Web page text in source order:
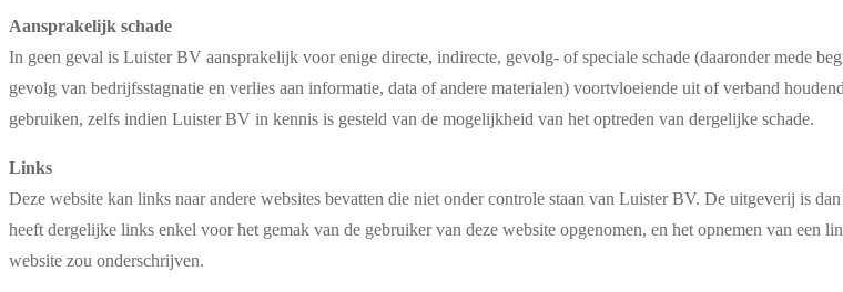
Aansprakelijk schade
In geen geval is Luister BV aansprakelijk voor enige directe, indirecte, gevolg- of speciale schade (daaronder mede
gevolg van bedrijfsstagnatie en verlies aan informatie, data of andere materialen) voortvloeiende uit of verband
gebruiken, zelfs indien Luister BV in kennis is gesteld van de mogelijkheid van het optreden van dergelijke schade.
Links
Deze website kan links naar andere websites bevatten die niet onder controle staan van Luister BV. De uitgeverij is
heeft dergelijke links enkel voor het gemak van de gebruiker van deze website opgenomen, en het opnemen van
website zou onderschrijven.